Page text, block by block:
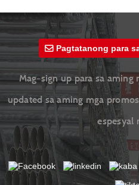
Pagtatanong para
Mag-sign up para sa aming
updated sa aming mga
espesyal